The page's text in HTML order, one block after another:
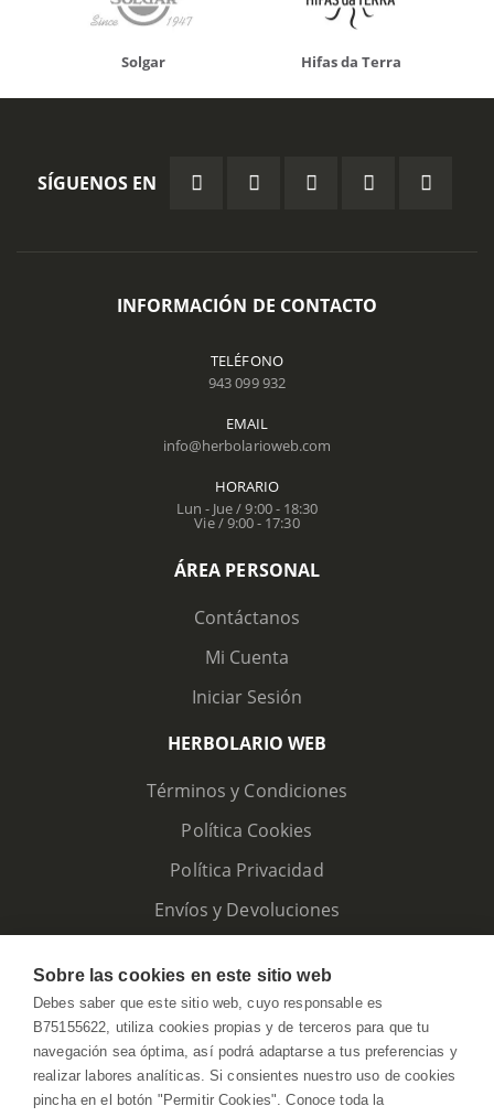
Solgar Hifas da Terra
SÍGUENOS EN
INFORMACIÓN DE CONTACTO
TELÉFONO
943 099 932
EMAIL
info@herbolarioweb.com
HORARIO
Lun - Jue / 9:00 - 18:30
Vie / 9:00 - 17:30
ÁREA PERSONAL
Contáctanos
Mi Cuenta
Iniciar Sesión
HERBOLARIO WEB
Términos y Condiciones
Política Cookies
Política Privacidad
Envíos y Devoluciones
Sobre las cookies en este sitio web
Debes saber que este sitio web, cuyo responsable es
B75155622, utiliza cookies propias y de terceros para que tu
navegación sea óptima, así podrá adaptarse a tus preferencias y
realizar labores analíticas. Si consientes nuestro uso de cookies
pincha en el botón "Permitir Cookies". Conoce toda la